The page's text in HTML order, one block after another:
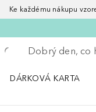
Ke každému nákupu
Vraťte se
Proveďte vyhledávání
DÁRKOVÁ KARTA